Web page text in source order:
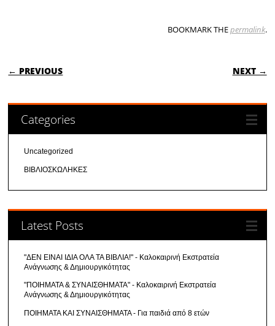
BOOKMARK THEpermalink.
POST NAVIGATION
← PREVIOUS NEXT →
Categories
Uncategorized
ΒΙΒΛΙΟΣΚΩΛΗΚΕΣ
Latest Posts
"ΔΕΝ ΕΙΝΑΙ ΙΔΙΑ ΟΛΑ ΤΑ ΒΙΒΛΙΑ!" - Καλοκαιρινή Εκστρατεία
Ανάγνωσης & Δημιουργικότητας
"ΠΟΙΗΜΑΤΑ & ΣΥΝΑΙΣΘΗΜΑΤΑ" - Καλοκαιρινή Εκστρατεία
Ανάγνωσης & Δημιουργικότητας
ΠΟΙΗΜΑΤΑ ΚΑΙ ΣΥΝΑΙΣΘΗΜΑΤΑ - Για παιδιά από 8 ετών